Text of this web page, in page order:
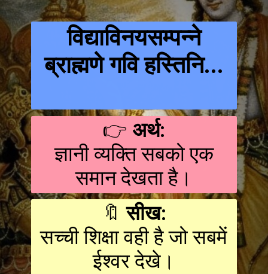
विद्याविनयसम्पन्ने
ब्राह्मणे गवि हस्तिनि...
👉 अर्थ:
ज्ञानी व्यक्ति सबको एक
समान देखता है।
🔖सीख:
सच्ची शिक्षा वही है जो सबमें
ईश्वर देखे।